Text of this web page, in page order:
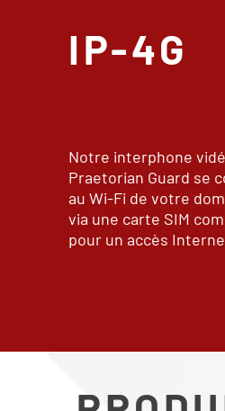
IP-4G
Notre interphone
Praetorian Guard se
au Wi-Fi de votre
via une carte SIM
pour un accès